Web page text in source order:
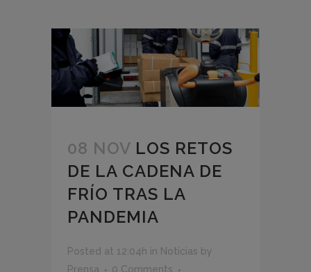
08 NOV LOS RETOS
DE LA CADENA DE
FRÍO TRAS LA
PANDEMIA
Posted at 12:04h in Noticias by
Prensa
0 Comments